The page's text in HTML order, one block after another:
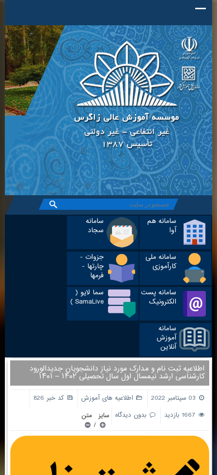
سامانه هم
آوا
سامانه
سجاد
سامانه ملی
کارآموزی
جزوات -
چارتها -
فرمها
سامانه پست
الکترونیک
سما لایو (
SamaLive )
سامانه
آموزش
آنلاین
اطلاعیه ثبت نام و مدارک مورد نیاز دانشجویان جدیدالورود
کارشناسی ارشد نیمسال اول سال تحصیلی ۱۴۰۲ – ۱۴۰۱
03 سپتامبر 2022 اطلاعیه های آموزش
کد خبر 826
1667 بازدید
بدون دیدگاه سایز متن
/